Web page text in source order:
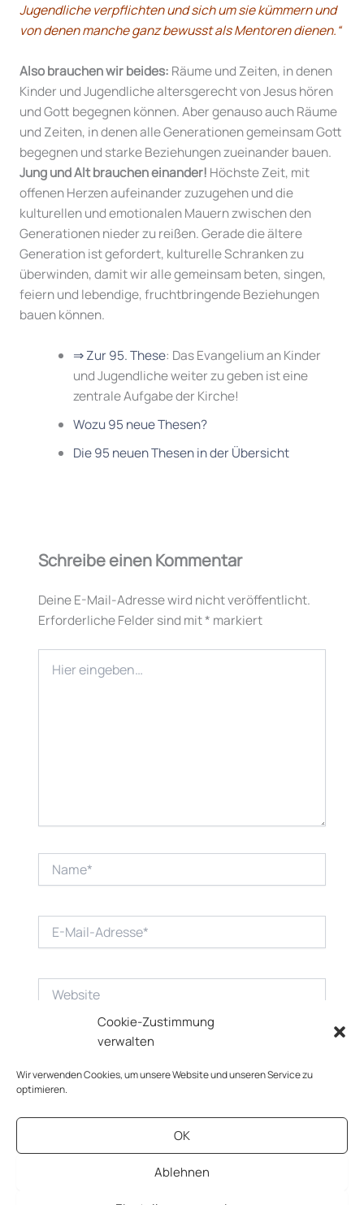
Cookie-Zustimmung
verwalten
Wir verwenden Cookies, um unsere Website und unseren Service zu
optimieren.
OK
Ablehnen
Jugendliche verpflichten und sich um sie kümmern und
von denen manche ganz bewusst als Mentoren dienen.“
Also brauchen wir beides: Räume und Zeiten, in denen
Kinder und Jugendliche altersgerecht von Jesus hören
und Gott begegnen können. Aber genauso auch Räume
und Zeiten, in denen alle Generationen gemeinsam Gott
begegnen und starke Beziehungen zueinander bauen.
Jung und Alt brauchen einander! Höchste Zeit, mit
offenen Herzen aufeinander zuzugehen und die
kulturellen und emotionalen Mauern zwischen den
Generationen nieder zu reißen. Gerade die ältere
Generation ist gefordert, kulturelle Schranken zu
überwinden, damit wir alle gemeinsam beten, singen,
feiern und lebendige, fruchtbringende Beziehungen
bauen können.
⇒ Zur 95. These: Das Evangelium an Kinder
und Jugendliche weiter zu geben ist eine
zentrale Aufgabe der Kirche!
Wozu 95 neue Thesen?
Die 95 neuen Thesen in der Übersicht
Schreibe einen Kommentar
Deine E-Mail-Adresse wird nicht veröffentlicht.
Erforderliche Felder sind mit* markiert
eingeben…
Mail-